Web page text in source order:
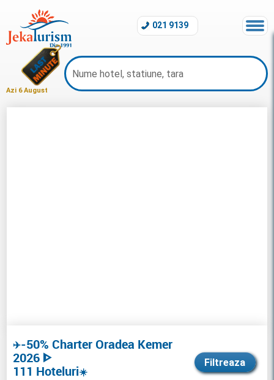
Azi 6 August
021 9139
✈️-50% Charter Oradea Kemer
2026 ᐈ
111 Hoteluri☀️
Filtreaza